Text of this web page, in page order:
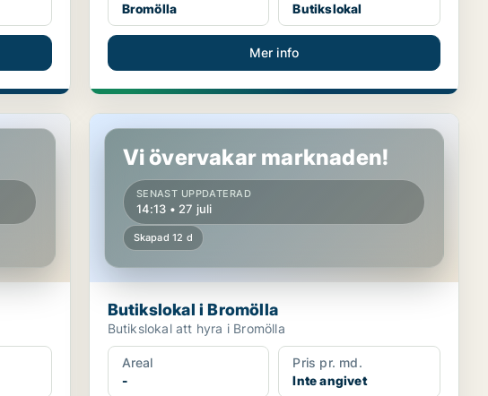
Bromölla
Butikslokal
Mer info
Butikslokal i Bromölla
Vi övervakar marknaden!
SENAST UPPDATERAD
14:13 • 27 juli
Skapad 12 d
Butikslokal i Bromölla
Butikslokal att hyra i Bromölla
Areal
-
Pris pr. md.
Inte angivet